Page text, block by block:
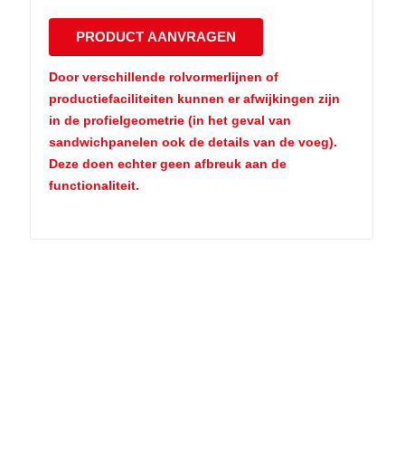
Door verschillende rolvormerlijnen of
productiefaciliteiten kunnen er afwijkingen zijn
in de profielgeometrie (in het geval van
sandwichpanelen ook de details van de voeg).
Deze doen echter geen afbreuk aan de
functionaliteit.